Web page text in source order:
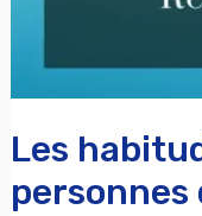
Les
personnes